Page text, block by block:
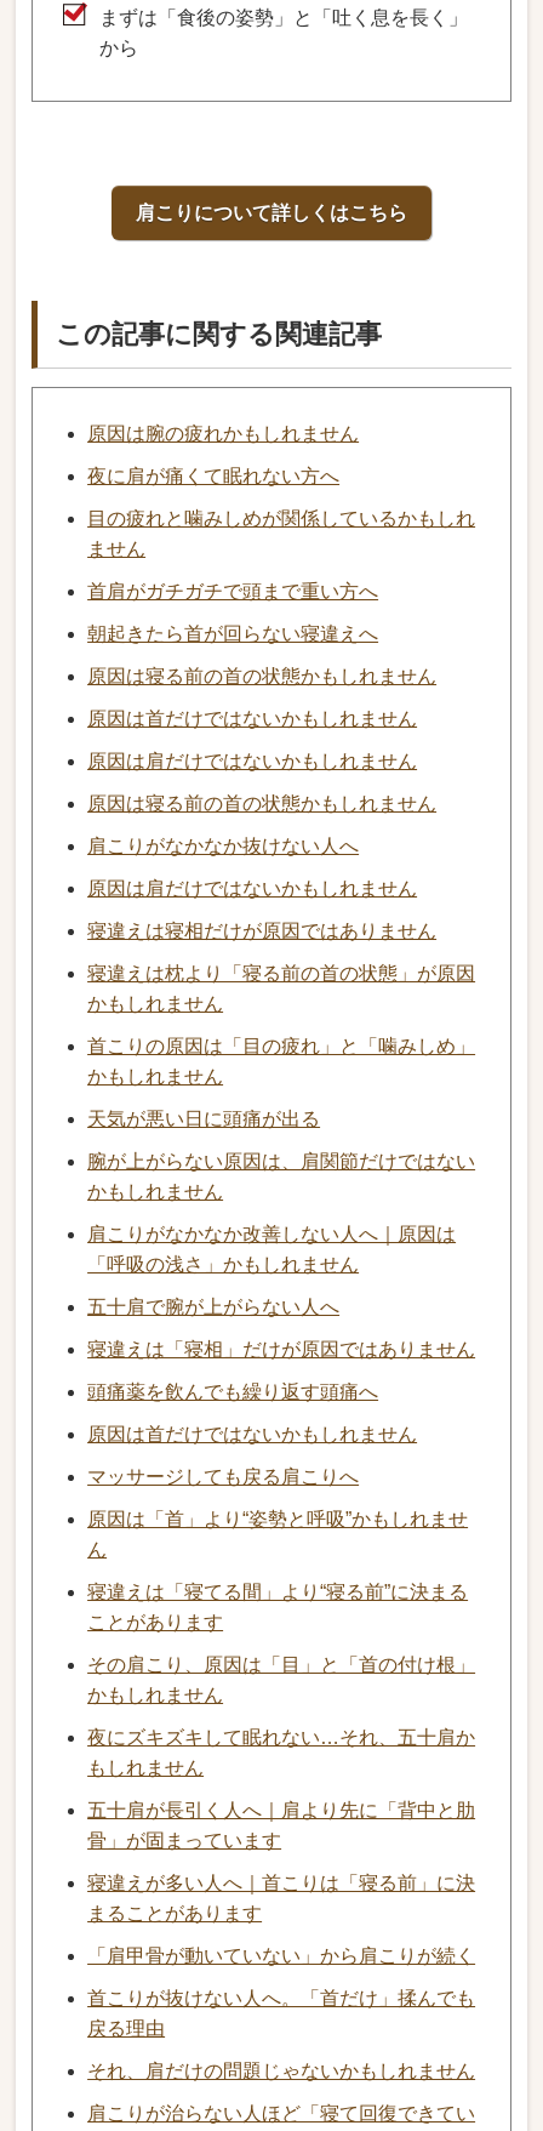
まずは「食後の姿勢」と「吐く息を長く」
から
肩こりについて詳しくはこちら
この記事に関する関連記事
原因は腕の疲れかもしれません
夜に肩が痛くて眠れない方へ
目の疲れと噛みしめが関係しているかもしれ
ません
首肩がガチガチで頭まで重い方へ
朝起きたら首が回らない寝違えへ
原因は寝る前の首の状態かもしれません
原因は首だけではないかもしれません
原因は肩だけではないかもしれません
原因は寝る前の首の状態かもしれません
肩こりがなかなか抜けない人へ
原因は肩だけではないかもしれません
寝違えは寝相だけが原因ではありません
寝違えは枕より「寝る前の首の状態」が原因
かもしれません
首こりの原因は「目の疲れ」と「噛みしめ」
かもしれません
天気が悪い日に頭痛が出る
腕が上がらない原因は、肩関節だけではない
かもしれません
肩こりがなかなか改善しない人へ｜原因は
「呼吸の浅さ」かもしれません
五十肩で腕が上がらない人へ
寝違えは「寝相」だけが原因ではありません
頭痛薬を飲んでも繰り返す頭痛へ
原因は首だけではないかもしれません
マッサージしても戻る肩こりへ
原因は「首」より“姿勢と呼吸”かもしれませ
ん
寝違えは「寝てる間」より“寝る前”に決まる
ことがあります
その肩こり、原因は「目」と「首の付け根」
かもしれません
夜にズキズキして眠れない…それ、五十肩か
もしれません
五十肩が長引く人へ｜肩より先に「背中と肋
骨」が固まっています
寝違えが多い人へ｜首こりは「寝る前」に決
まることがあります
「肩甲骨が動いていない」から肩こりが続く
首こりが抜けない人へ。「首だけ」揉んでも
戻る理由
それ、肩だけの問題じゃないかもしれません
肩こりが治らない人ほど「寝て回復できてい